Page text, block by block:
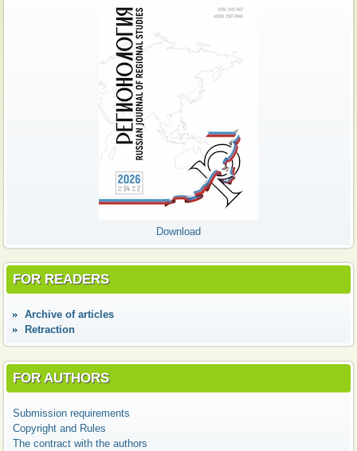
Download
FOR READERS
Аrchive of articles
Retraction
FOR AUTHORS
Submission requirements
Copyright and Rules
The contract with the authors